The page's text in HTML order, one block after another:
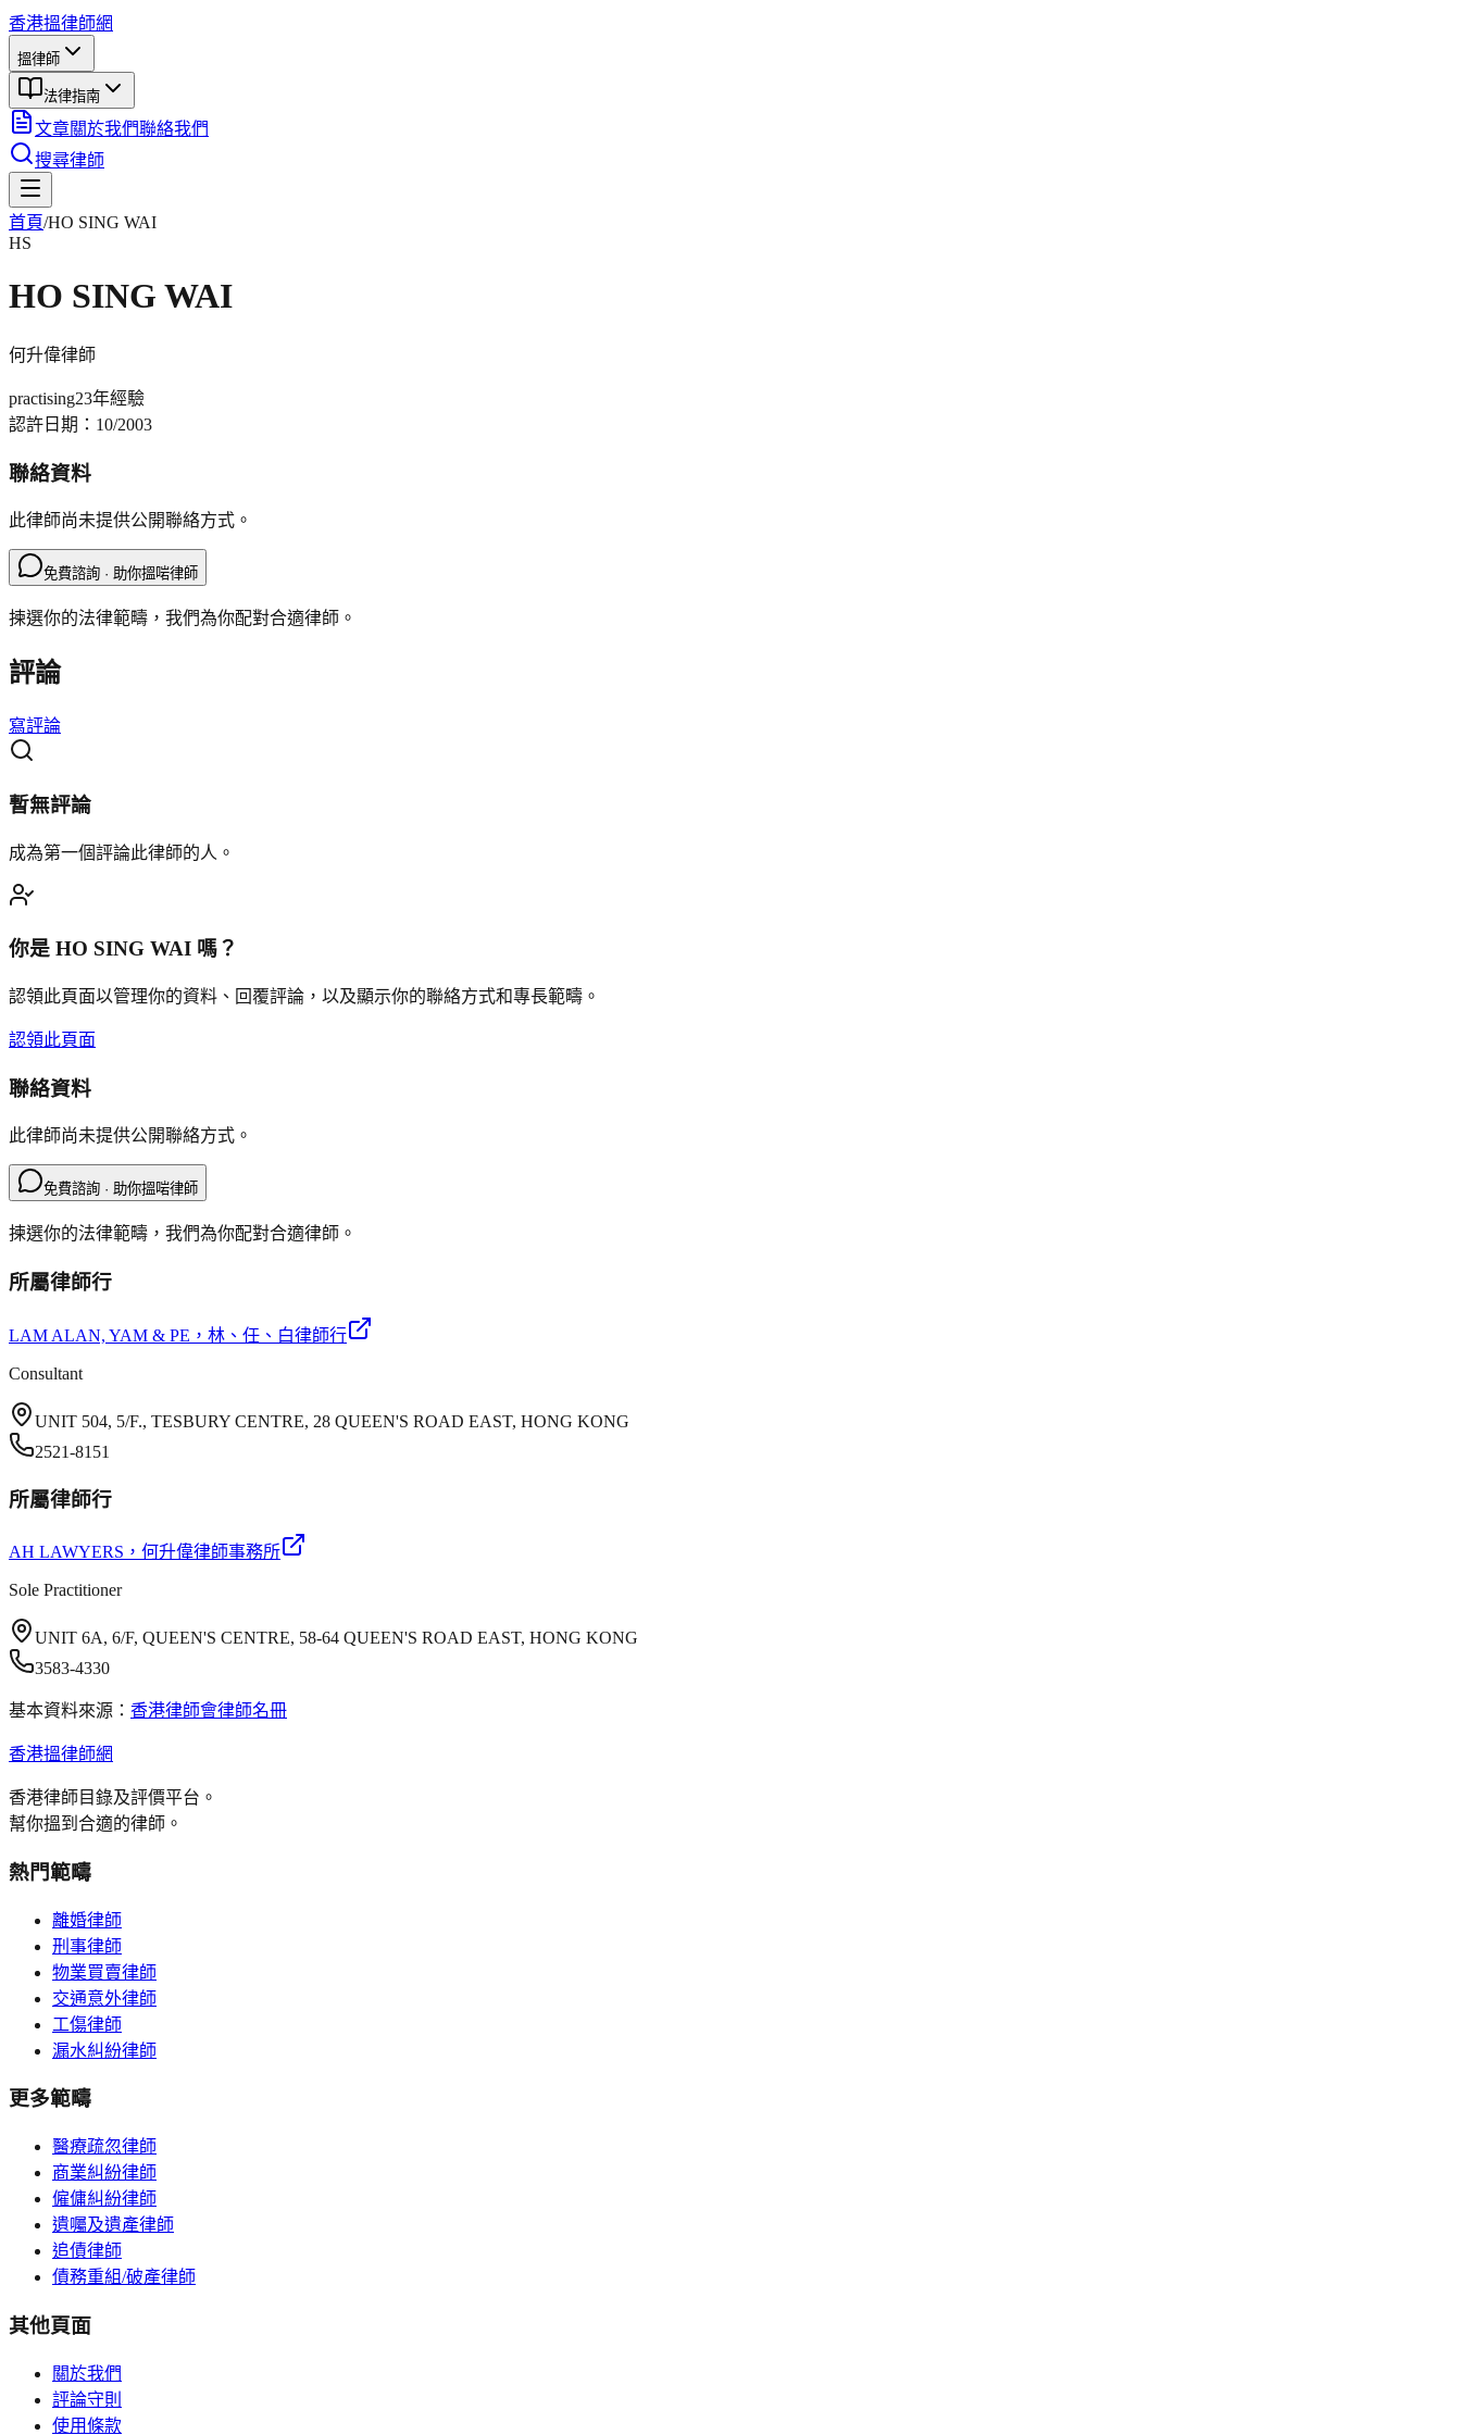
香港搵律師網
搵律師
法律指南
文章關於我們聯絡我們
搜尋律師
首頁/HO SING WAI
HS
HO SING WAI
何升偉律師
practising23年經驗
認許日期： 10/2003
聯絡資料
此律師尚未提供公開聯絡方式。
免費諮詢 · 助你搵啱律師
揀選你的法律範疇，我們為你配對合適律師。
評論
寫評論
暫無評論
成為第一個評論此律師的人。
你是 HO SING WAI 嗎？
認領此頁面以管理你的資料、回覆評論，以及顯示你的聯絡方式和專長範疇。
認領此頁面
聯絡資料
此律師尚未提供公開聯絡方式。
免費諮詢 · 助你搵啱律師
揀選你的法律範疇，我們為你配對合適律師。
所屬律師行
LAM ALAN, YAM & PE ，林、任、白律師行
Consultant
UNIT 504, 5/F., TESBURY CENTRE, 28 QUEEN'S ROAD EAST, HONG KONG
2521-8151
所屬律師行
AH LAWYERS ，何升偉律師事務所
Sole Practitioner
UNIT 6A, 6/F, QUEEN'S CENTRE, 58-64 QUEEN'S ROAD EAST, HONG KONG
3583-4330
基本資料來源： 香港律師會律師名冊
香港搵律師網
香港律師目錄及評價平台。
幫你搵到合適的律師。
熱門範疇
離婚律師
刑事律師
物業買賣律師
交通意外律師
工傷律師
漏水糾紛律師
更多範疇
醫療疏忽律師
商業糾紛律師
僱傭糾紛律師
遺囑及遺產律師
追債律師
債務重組/破產律師
其他頁面
關於我們
評論守則
使用條款